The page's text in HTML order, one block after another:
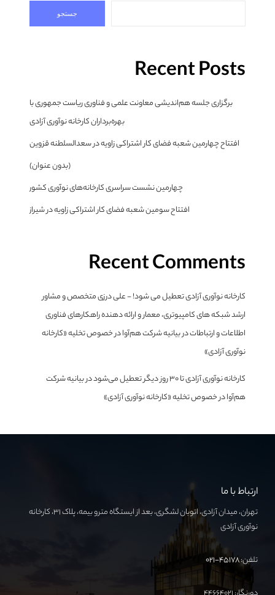
جستجو
Recent Posts
برگزاری جلسه هم‌اندیشی معاونت علمی و فناوری ریاست جمهوری با
بهره‌برداران کارخانه نوآوری آزادی
افتتاح چهارمین شعبه فضای کار اشتراکی زاویه در سعدالسلطنه قزوین
(بدون عنوان)
چهارمین نشست سراسری کارخانه‌های نوآوری کشور
افتتاح سومین شعبه فضای کار اشتراکی زاویه در شیراز
Recent Comments
کارخانه نوآوری آزادی تعطیل می شود! - علی درزی متخصص و مشاور
ارشد شبکه های کامپیوتری، معمار و ارائه دهنده راهکارهای فناوری
اطلاعات و ارتباطاتدربیانیه شرکت هم‌آوا در خصوص تخلیه «کارخانه
نوآوری آزادی»
کارخانه نوآوری آزادی تا ۳۰ روز دیگر تعطیل می‌شود دربیانیه شرکت
هم‌آوا در خصوص تخلیه «کارخانه نوآوری آزادی»
ارتباط با ما
تهران، میدان آزادی، اتوبان لشگری، بعد از ایستگاه مترو بیمه، پلاک ۳۱، کارخانه
نوآوری آزادی
تلفن:۴۵۱۷۸-۰۲۱